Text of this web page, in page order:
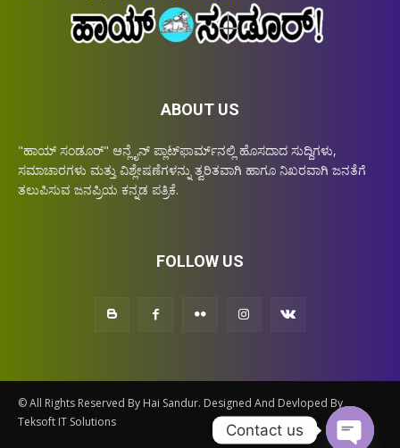
ABOUT US
"ಹಾಯ್ ಸಂಡೂರ್" ಆನ್ಲೈನ್‌ ಪ್ಲಾಟ್‌ಫಾರ್ಮ್‌ನಲ್ಲಿ ಹೊಸದಾದ ಸುದ್ದಿಗಳು,
ಸಮಾಚಾರಗಳು ಮತ್ತು ವಿಶ್ಲೇಷಣೆಗಳನ್ನು ತ್ವರಿತವಾಗಿ ಹಾಗೂ ನಿಖರವಾಗಿ ಜನತೆಗೆ
ತಲುಪಿಸುವ ಜನಪ್ರಿಯ ಕನ್ನಡ ಪತ್ರಿಕೆ.
FOLLOW US
© All Rights Reserved By Hai Sandur. Designed And Devloped By
Teksoft IT Solutions
Contact us